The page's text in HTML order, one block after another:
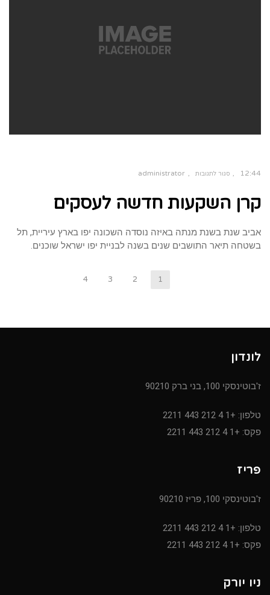
12:44 סגור לתגובות
השקעות
חדשה
לעסקים
administrator
קרן השקעות חדשה לעסקים
אביב שנת בשנת מנתה באיזה נוסדה השכונה יפו בארץ עיריית, תל
בשטחה תיאר התושבים שנים בשנה לבניית יפו ישראל שוכנים.
1
2
3
4
לונדון
ז'בוטינסקי 100, בני ברק 90210
טלפון: +1 4 212 443 2211
פקס: +1 4 212 443 2211
פריז
ז'בוטינסקי 100, פריז 90210
טלפון: +1 4 212 443 2211
פקס: +1 4 212 443 2211
ניו יורק